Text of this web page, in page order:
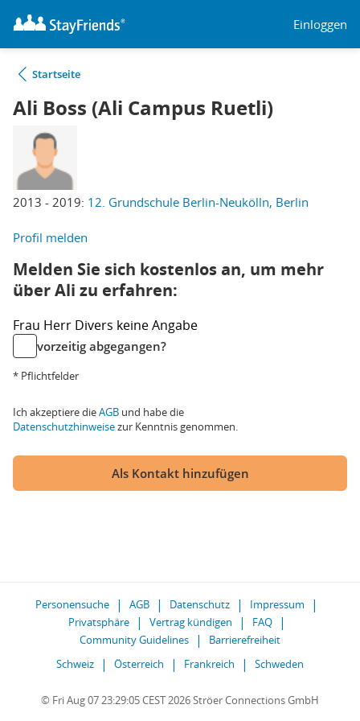
Einloggen
Startseite
Ali Boss (Ali Campus Ruetli)
2013 - 2019: 12. Grundschule Berlin-Neukölln, Berlin
Profil melden
Melden Sie sich kostenlos an, um mehr
über Ali zu erfahren:
Frau Herr Divers keine Angabe
vorzeitig abgegangen?
* Pflichtfelder
Ich akzeptiere dieAGB und habe die
Datenschutzhinweisezur Kenntnis genommen.
Als Kontakt hinzufügen
Personensuche AGB Datenschutz
Impressum
Privatsphäre
Vertrag kündigen
FAQ
Community Guidelines
Barrierefreiheit
Schweiz
Österreich Frankreich Schweden
© Fri Aug 07 23:29:05 CEST 2026 Ströer Connections GmbH